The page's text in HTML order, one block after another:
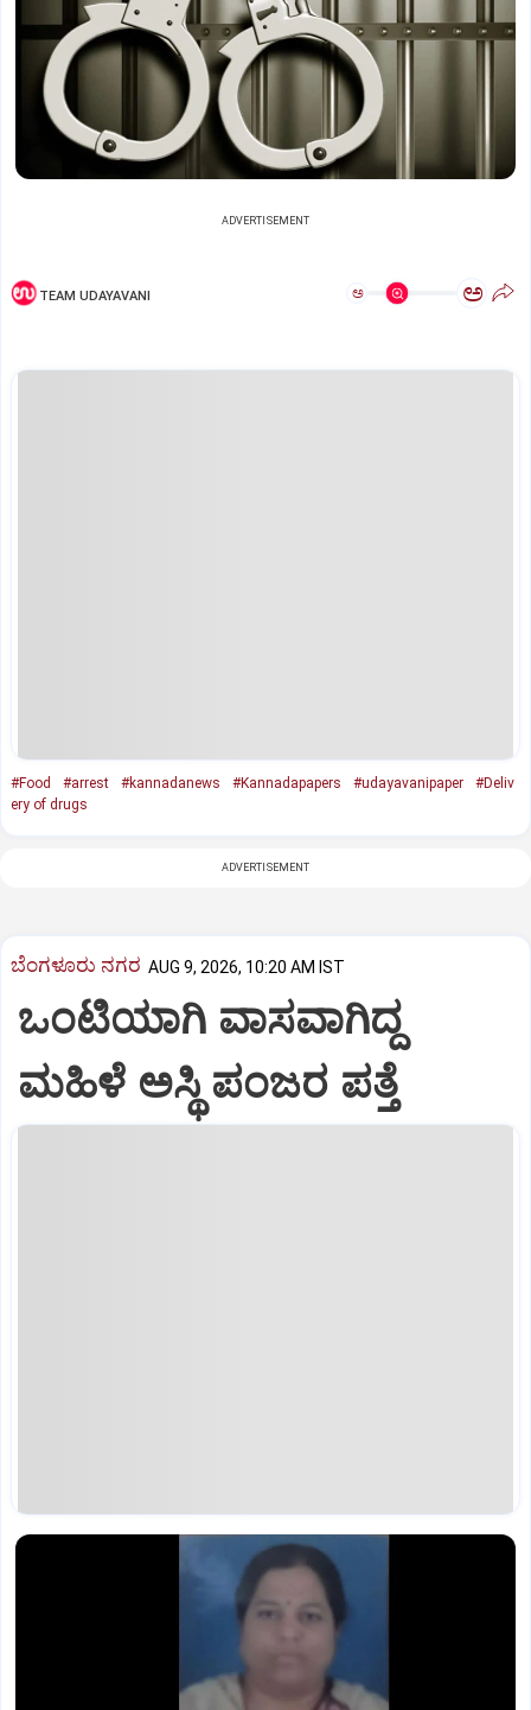
ADVERTISEMENT
TEAM UDAYAVANI ಅ ಅ
#Food #arrest #kannadanews #Kannadapapers #udayavanipaper
#Deliv
ery of drugs
ADVERTISEMENT
ಬೆಂಗಳೂರು ನಗರ AUG 9, 2026, 10:20 AM IST
ಒಂಟಿಯಾಗಿ ವಾಸವಾಗಿದ್ದ
ಮಹಿಳೆ ಅಸ್ಥಿ ಪಂಜರ ಪತ್ತೆ